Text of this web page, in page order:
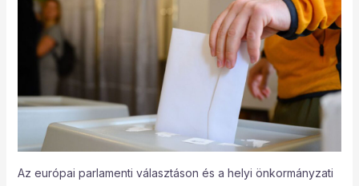
Az európai parlamenti választáson és a helyi önkormányzati